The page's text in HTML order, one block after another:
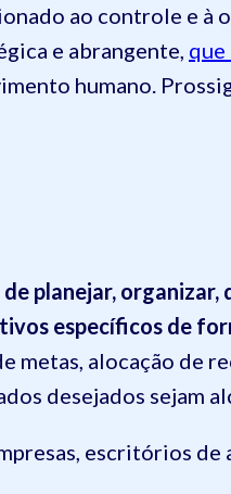
ao controle e à
e abrangente, que
humano.
planejar,
específicos de
metas, alocação de
desejados sejam
escritórios